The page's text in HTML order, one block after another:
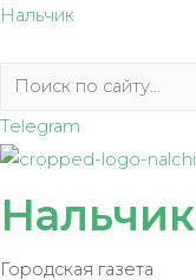
Перейти
содержимому
Нальчик
Telegram
Нальчик
Городская газета